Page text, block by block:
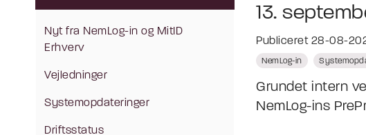
Nyt fra NemLog-in og MitID
Erhverv
Vejledninger
Systemopdateringer
Driftsstatus
13.
Publiceret 28-08-
NemLog-in
Grundet intern
NemLog-ins